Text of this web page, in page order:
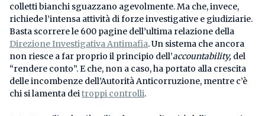
colletti bianchi sguazzano agevolmente. Ma che, invece,
richiede l’intensa attività di forze investigative e giudiziarie.
Basta scorrere le 600 pagine dell’ultima relazione della
Direzione Investigativa Antimafia. Un sistema che ancora
non riesce a far proprio il principio dell’accountability, del
“rendere conto”. E che, non a caso, ha portato alla crescita
delle incombenze dell’Autorità Anticorruzione, mentre c’è
chi si lamenta deitroppi controlli.